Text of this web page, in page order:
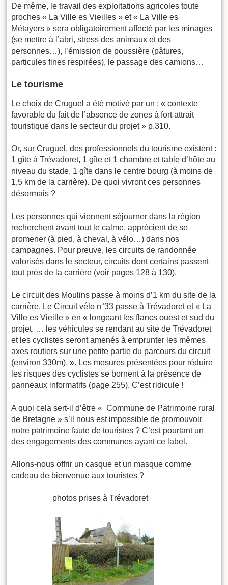
De même, le travail des exploitations agricoles toute
proches « La Ville es Vieilles » et « La Ville es
Métayers » sera obligatoirement affecté par les minages
(se mettre à l’abri, stress des animaux et des
personnes…), l’émission de poussière (pâtures,
particules fines respirées), le passage des camions…
Le tourisme
Le choix de Cruguel a été motivé par un : « contexte
favorable du fait de l’absence de zones à fort attrait
touristique dans le secteur du projet » p.310.
Or, sur Cruguel, des professionnels du tourisme existent :
1 gîte à Trévadoret, 1 gîte et 1 chambre et table d’hôte au
niveau du stade, 1 gîte dans le centre bourg (à moins de
1,5 km de la carrière). De quoi vivront ces personnes
désormais ?
Les personnes qui viennent séjourner dans la région
recherchent avant tout le calme, apprécient de se
promener (à pied, à cheval, à vélo…) dans nos
campagnes. Pour preuve, les circuits de randonnée
valorisés dans le secteur, circuits dont certains passent
tout près de la carrière (voir pages 128 à 130).
Le circuit des Moulins passe à moins d’1 km du site de la
carrière. Le Circuit vélo n°33 passe à Trévadoret et « La
Ville es Vieille » en « longeant les flancs ouest et sud du
projet. … les véhicules se rendant au site de Trévadoret
et les cyclistes seront amenés à emprunter les mêmes
axes routiers sur une petite partie du parcours du circuit
(environ 330m). ». Les mesures présentées pour réduire
les risques des cyclistes se bornent à la présence de
panneaux informatifs (page 255). C’est ridicule !
A quoi cela sert-il d’être « Commune de Patrimoine rural
de Bretagne » s’il nous est impossible de promouvoir
notre patrimoine faute de touristes ? C’est pourtant un
des engagements des communes ayant ce label.
Allons-nous offrir un casque et un masque comme
cadeau de bienvenue aux touristes ?
photos prises à Trévadoret